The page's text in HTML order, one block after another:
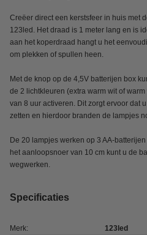
Creëer direct een kerstsfeer in huis met
123led. Het draad is 1 meter lang en is
aan het koperdraad hangt u het
om plekken of spullen heen.
Met de knop op de 4,5V batterijen box
de 2 lichtkleuren (extra warm wit of
van 8 uur activeren. Dit zorgt ervoor dat
zetten en hierdoor branden de lampjes
De 20 lampjes werken op 3 AA-
het aanloopsnoer van 10 cm kunt u de
wegwerken.
Specificaties
Merk: 123led